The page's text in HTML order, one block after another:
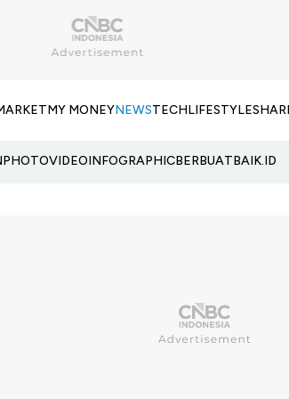
MY MONEYNEWSTECHLIFESTYLE
PHOTOVIDEOINFOGRAPHICBERBUATBAIK.ID